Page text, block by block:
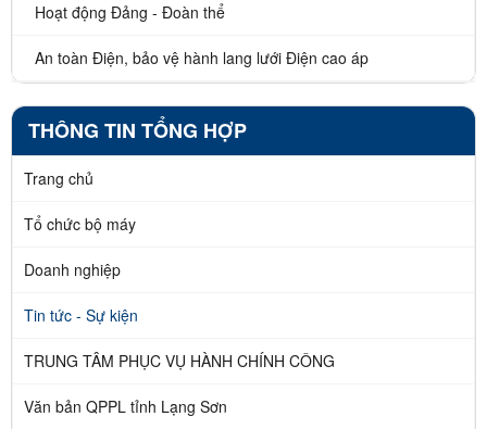
Hoạt động Đảng - Đoàn thể
An toàn Điện, bảo vệ hành lang lưới Điện cao áp
THÔNG TIN TỔNG HỢP
Trang chủ
Tổ chức bộ máy
Doanh nghiệp
Tin tức - Sự kiện
TRUNG TÂM PHỤC VỤ HÀNH CHÍNH CÔNG
Văn bản QPPL tỉnh Lạng Sơn